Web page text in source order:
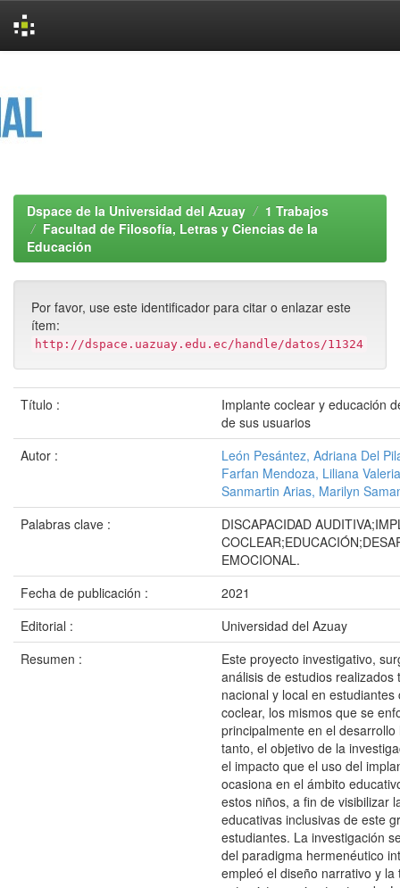
Dspace de la Universidad del Azuay
1 Trabajos
Facultad de Filosofía, Letras y Ciencias de la
Educación
Por favor, use este identificador para citar o enlazar este
ítem:
http://dspace.uazuay.edu.ec/handle/datos/11324
Título :
Implante coclear y educación
de sus usuarios
Autor :
León Pesántez, Adriana Del
Farfan Mendoza, Liliana Valeria
Sanmartin Arias, Marilyn
Palabras clave :
DISCAPACIDAD
EMOCIONAL.
Fecha de publicación :
2021
Editorial :
Universidad del Azuay
Resumen :
Este proyecto investigativo,
análisis de estudios realizados
nacional y local en estudiantes
coclear, los mismos que se
principalmente en el
tanto, el objetivo de la
el impacto que el uso del
ocasiona en el ámbito
estos niños, a fin de visibilizar
educativas inclusivas de este
estudiantes. La investigación
del paradigma hermenéutico
empleó el diseño narrativo y la